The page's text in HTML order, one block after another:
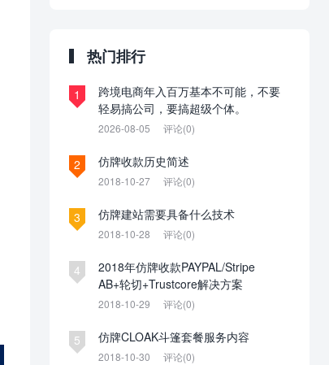
热门排行
1
跨境电商年入百万基本不可能，不要
轻易搞公司，要搞超级个体。
2026-08-05 评论(0)
2 仿牌收款历史简述
2018-10-27 评论(0)
3 仿牌建站需要具备什么技术
2018-10-28 评论(0)
4
2018年仿牌收款PAYPAL/Stripe
AB+轮切+Trustcore解决方案
2018-10-29 评论(0)
5 仿牌CLOAK斗篷套餐服务内容
2018-10-30 评论(0)